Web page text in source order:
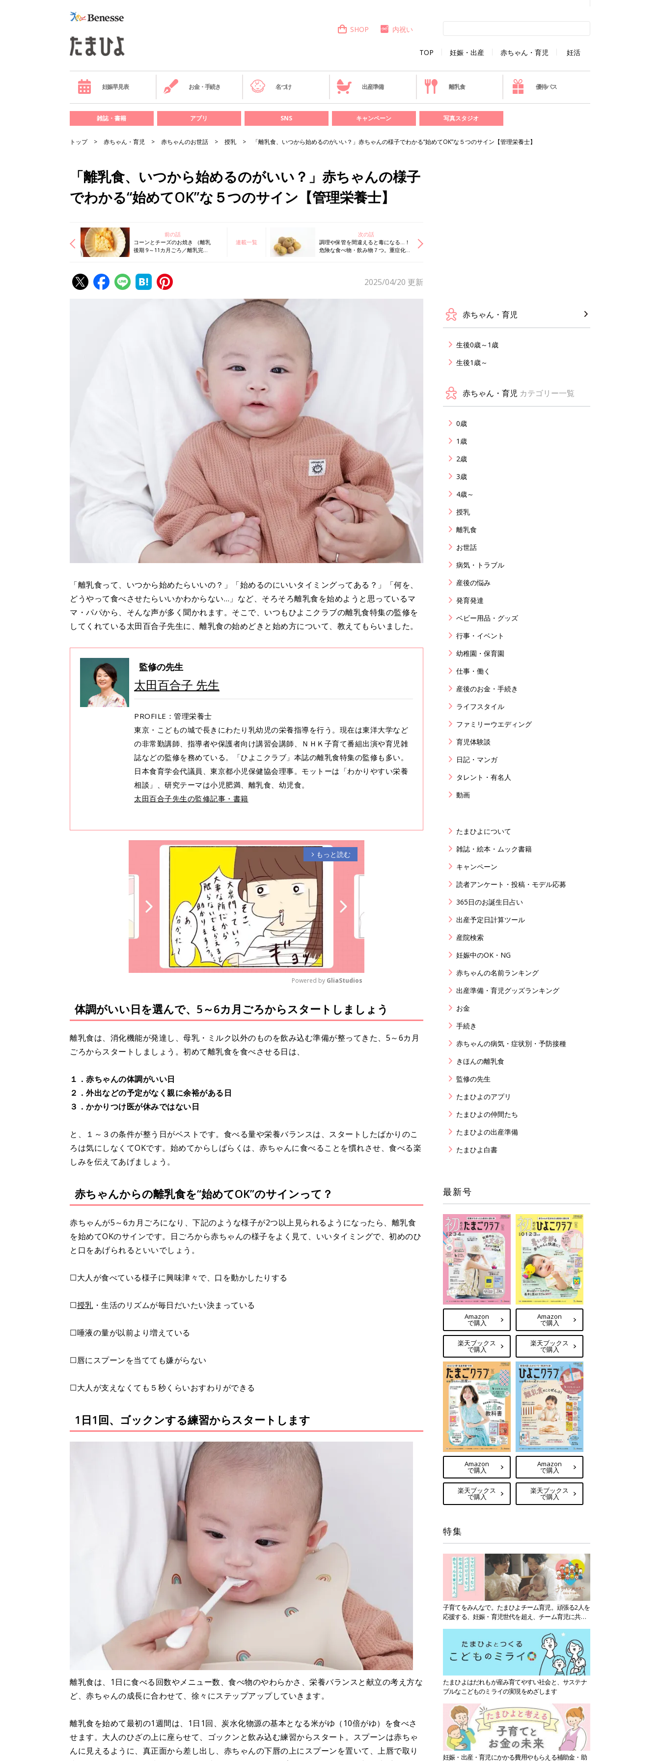
TOP 妊娠・出産 赤ちゃん・育児 妊活
SHOP 内祝い
妊娠早見表 お金・手続き 名づけ 出産準備 離乳食 優待パス
雑誌・書籍 アプリ SNS キャンペーン 写真スタジオ
トップ 赤ちゃん・育児 赤ちゃんのお世話 授乳 「離乳食、いつから始めるのがいい？」赤ちゃんの様子でわかる“始めてOK”な５つのサイン【管理栄養士】
「離乳食、いつから始めるのがいい？」赤ちゃんの様子
でわかる“始めてOK”な５つのサイン【管理栄養士】
前の話
コーンとチーズのお焼き （離乳
後期 9～11カ月ごろ／離乳完了
連載一覧
次の話
調理や保管を間違えると毒になる…！
危険な食べ物・飲み物７つ。重症化し
2025/04/20 更新
「離乳食って、いつから始めたらいいの？」「始めるのにいいタイミングってある？」「何を、
どうやって食べさせたらいいかわからない…」など、そろそろ離乳食を始めようと思っているマ
マ・パパから、そんな声が多く聞かれます。そこで、いつもひよこクラブの離乳食特集の監修を
してくれている太田百合子先生に、離乳食の始めどきと始め方について、教えてもらいました。
監修の先生
太田百合子 先生
PROFILE：管理栄養士
東京・こどもの城で長きにわたり乳幼児の栄養指導を行う。現在は東洋大学など
の非常勤講師、指導者や保護者向け講習会講師、ＮＨＫ子育て番組出演や育児雑
誌などの監修を務めている。「ひよこクラブ」本誌の離乳食特集の監修も多い。
日本食育学会代議員、東京都小児保健協会理事。モットーは「わかりやすい栄養
相談」、研究テーマは小児肥満、離乳食、幼児食。
太田百合子先生の監修記事・書籍
arrow_forward_ios もっと読む
M
u
t
Powered by GliaStudios
体調がいい日を選んで、5～6カ月ごろからスタートしましょう
離乳食は、消化機能が発達し、母乳・ミルク以外のものを飲み込む準備が整ってきた、5～6カ月
ごろからスタートしましょう。初めて離乳食を食べさせる日は、
１．赤ちゃんの体調がいい日
２．外出などの予定がなく親に余裕がある日
３．かかりつけ医が休みではない日
と、１～３の条件が整う日がベストです。食べる量や栄養バランスは、スタートしたばかりのこ
ろは気にしなくてOKです。始めてからしばらくは、赤ちゃんに食べることを慣れさせ、食べる楽
しみを伝えてあげましょう。
赤ちゃんからの離乳食を“始めてOK”のサインって？
赤ちゃんが5～6カ月ごろになり、下記のような様子が2つ以上見られるようになったら、離乳食
を始めてOKのサインです。日ごろから赤ちゃんの様子をよく見て、いいタイミングで、初めのひ
と口をあげられるといいでしょう。
☐大人が食べている様子に興味津々で、口を動かしたりする
☐授乳 ・生活のリズムが毎日だいたい決まっている
☐唾液の量が以前より増えている
☐唇にスプーンを当てても嫌がらない
☐大人が支えなくても５秒くらいおすわりができる
1日1回、ゴックンする練習からスタートします
離乳食は、1日に食べる回数やメニュー数、食べ物のやわらかさ、栄養バランスと献立の考え方な
ど、赤ちゃんの成長に合わせて、徐々にステップアップしていきます。
離乳食を始めて最初の1週間は、1日1回、炭水化物源の基本となる米がゆ（10倍がゆ）を食べさ
せます。大人のひざの上に座らせて、ゴックンと飲み込む練習からスタート。スプーンは赤ちゃ
んに見えるように、真正面から差し出し、赤ちゃんの下唇の上にスプーンを置いて、上唇で取り
赤ちゃん・育児
生後0歳～1歳
生後1歳～
赤ちゃん・育児 カテゴリー一覧
0歳
1歳
2歳
3歳
4歳～
授乳
離乳食
お世話
病気・トラブル
産後の悩み
発育発達
ベビー用品・グッズ
行事・イベント
幼稚園・保育園
仕事・働く
産後のお金・手続き
ライフスタイル
ファミリーウエディング
育児体験談
日記・マンガ
タレント・有名人
動画
たまひよについて
雑誌・絵本・ムック書籍
キャンペーン
読者アンケート・投稿・モデル応募
365日のお誕生日占い
出産予定日計算ツール
産院検索
妊娠中のOK・NG
赤ちゃんの名前ランキング
出産準備・育児グッズランキング
お金
手続き
赤ちゃんの病気・症状別・予防接種
きほんの離乳食
監修の先生
たまひよのアプリ
たまひよの仲間たち
たまひよの出産準備
たまひよ白書
最新号
Amazon
で購入
楽天ブックス
で購入
Amazon
で購入
楽天ブックス
で購入
Amazon
で購入
楽天ブックス
で購入
Amazon
で購入
楽天ブックス
で購入
特集
子育てをみんなで。たまひよチーム育児。頑張る2人を
応援する、妊娠・育児世代を超え、チーム育児に共感
たまひよはだれもが産み育てやすい社会と、サステナ
ブルなこどものミライの実現をめざします
妊娠・出産・育児にかかる費用やもらえる補助金・助